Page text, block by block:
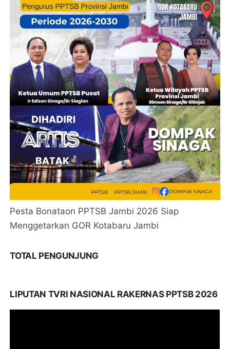
Pesta Bonataon PPTSB Jambi 2026 Siap
Menggetarkan GOR Kotabaru Jambi
TOTAL PENGUNJUNG
LIPUTAN TVRI NASIONAL RAKERNAS PPTSB 2026